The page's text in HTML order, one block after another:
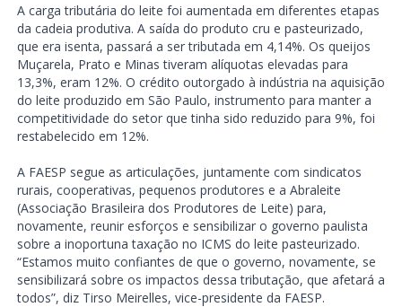
A carga tributária do leite foi aumentada em diferentes etapas
da cadeia produtiva. A saída do produto cru e pasteurizado,
que era isenta, passará a ser tributada em 4,14%. Os queijos
Muçarela, Prato e Minas tiveram alíquotas elevadas para
13,3%, eram 12%. O crédito outorgado à indústria na aquisição
do leite produzido em São Paulo, instrumento para manter a
competitividade do setor que tinha sido reduzido para 9%, foi
restabelecido em 12%.
A FAESP segue as articulações, juntamente com sindicatos
rurais, cooperativas, pequenos produtores e a Abraleite
(Associação Brasileira dos Produtores de Leite) para,
novamente, reunir esforços e sensibilizar o governo paulista
sobre a inoportuna taxação no ICMS do leite pasteurizado.
“Estamos muito confiantes de que o governo, novamente, se
sensibilizará sobre os impactos dessa tributação, que afetará a
todos”, diz Tirso Meirelles, vice-presidente da FAESP.